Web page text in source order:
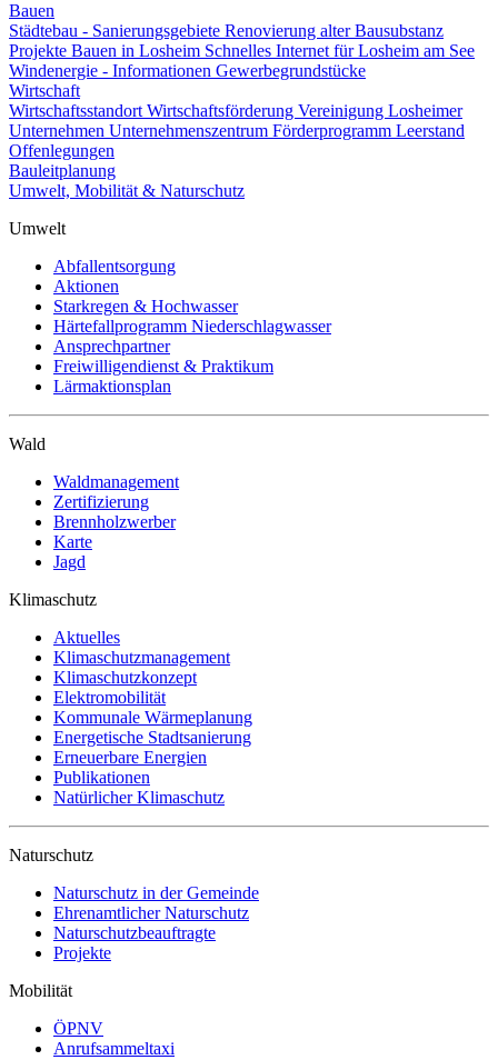
Bauen
Städtebau - Sanierungsgebiete Renovierung alter Bausubstanz
Projekte Bauen in Losheim Schnelles Internet für Losheim am See
Windenergie - Informationen Gewerbegrundstücke
Wirtschaft
Wirtschaftsstandort Wirtschaftsförderung Vereinigung Losheimer
Unternehmen Unternehmenszentrum Förderprogramm Leerstand
Offenlegungen
Bauleitplanung
Umwelt, Mobilität & Naturschutz
Umwelt
Abfallentsorgung
Aktionen
Starkregen & Hochwasser
Härtefallprogramm Niederschlagwasser
Ansprechpartner
Freiwilligendienst & Praktikum
Lärmaktionsplan
Wald
Waldmanagement
Zertifizierung
Brennholzwerber
Karte
Jagd
Klimaschutz
Aktuelles
Klimaschutzmanagement
Klimaschutzkonzept
Elektromobilität
Kommunale Wärmeplanung
Energetische Stadtsanierung
Erneuerbare Energien
Publikationen
Natürlicher Klimaschutz
Naturschutz
Naturschutz in der Gemeinde
Ehrenamtlicher Naturschutz
Naturschutzbeauftragte
Projekte
Mobilität
ÖPNV
Anrufsammeltaxi